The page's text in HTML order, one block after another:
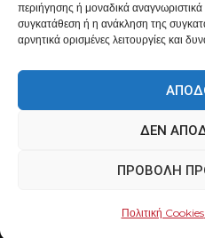
περιήγησης ή μοναδικά
συγκατάθεση ή η ανάκληση της
αρνητικά ορισμένες λειτουργίες και
ΔΕΝ
ΠΡΟΒΟΛΉ
Πολιτική Cookies
Δευ. - Παρ. 08:00 -
gowithraw.gr © 2020 |